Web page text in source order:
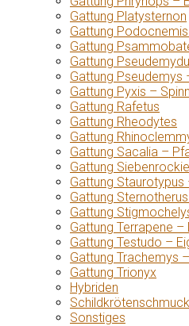
Gattung Platysternon
Gattung
Gattung
Gattung
Gattung Pseudemys
Gattung Pyxis –
Gattung Rafetus
Gattung Rheodytes
Gattung
Gattung Sacalia –
Gattung
Gattung
Gattung
Gattung
Gattung Terrapene
Gattung Testudo –
Gattung Trachemys
Gattung Trionyx
Hybriden
Schildkrötenschmuck
Sonstiges